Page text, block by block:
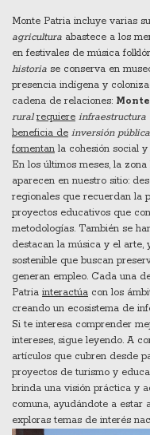
Monte Patria incluye varias
agricultura abastece a los
en festivales de música
historia se conserva en
presencia indígena y
cadena de relaciones:
rural requiere infraestructura
beneficia de inversión
fomentan la cohesión social y
En los últimos meses, la
aparecen en nuestro sitio:
regionales que recuerdan la
proyectos educativos que
metodologías. También se
destacan la música y el arte,
sostenible que buscan
generan empleo. Cada una
Patria interactúa con los
creando un ecosistema de
Si te interesa comprender
intereses, sigue leyendo. A
artículos que cubren desde
proyectos de turismo y
brinda una visión práctica y
comuna, ayudándote a estar
exploras temas de interés